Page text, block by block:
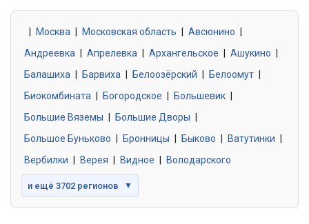
0 объявлений
Знакомства без обязательств
0 объявлений
Москва Московская область Авсюнино
Андреевка
Апрелевка Архангельское Ашукино
Балашиха
Барвиха Белоозёрский Белоомут
Биокомбината
Богородское Большевик
Большие Вяземы
Большие Дворы
Большое Буньково
Бронницы Быково Ватутинки
Вербилки
Верея Видное Володарского
и ещё 3702 регионов ▼